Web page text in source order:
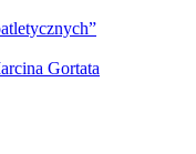
Gortata